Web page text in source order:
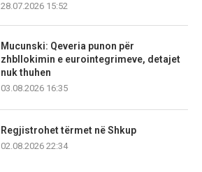
28.07.2026 15:52
Mucunski: Qeveria punon për
zhbllokimin e eurointegrimeve, detajet
nuk thuhen
03.08.2026 16:35
Regjistrohet tërmet në Shkup
02.08.2026 22:34